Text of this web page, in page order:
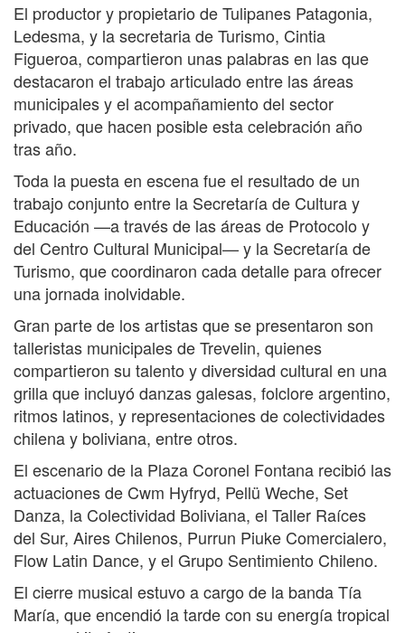
El productor y propietario de Tulipanes Patagonia,
Ledesma, y la secretaria de Turismo, Cintia
Figueroa, compartieron unas palabras en las que
destacaron el trabajo articulado entre las áreas
municipales y el acompañamiento del sector
privado, que hacen posible esta celebración año
tras año.
Toda la puesta en escena fue el resultado de un
trabajo conjunto entre la Secretaría de Cultura y
Educación —a través de las áreas de Protocolo y
del Centro Cultural Municipal— y la Secretaría de
Turismo, que coordinaron cada detalle para ofrecer
una jornada inolvidable.
Gran parte de los artistas que se presentaron son
talleristas municipales de Trevelin, quienes
compartieron su talento y diversidad cultural en una
grilla que incluyó danzas galesas, folclore argentino,
ritmos latinos, y representaciones de colectividades
chilena y boliviana, entre otros.
El escenario de la Plaza Coronel Fontana recibió las
actuaciones de Cwm Hyfryd, Pellü Weche, Set
Danza, la Colectividad Boliviana, el Taller Raíces
del Sur, Aires Chilenos, Purrun Piuke Comercialero,
Flow Latin Dance, y el Grupo Sentimiento Chileno.
El cierre musical estuvo a cargo de la banda Tía
María, que encendió la tarde con su energía tropical